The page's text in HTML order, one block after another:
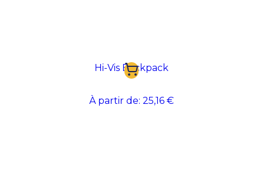
Hi-Vis Backpack
À partir de: 25,16 €